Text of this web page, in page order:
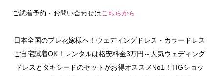
ご試着予約・お問い合わせはこちらから
日本全国のプレ花嫁様へ！ウェディングドレス・カラードレス
ご自宅試着OK！レンタルは格安料金3万円～人気ウェディング
ドレスとタキシードのセットがお得オススメNo1！TIGショッ